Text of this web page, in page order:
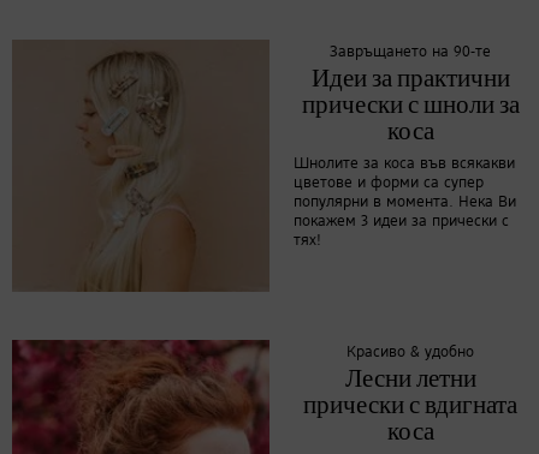
Завръщането на 90-те
Идеи за практични
прически с шноли за
коса
Шнолите за коса във всякакви
цветове и форми са супер
популярни в момента. Нека Ви
покажем 3 идеи за прически с
тях!
Красиво & удобно
Лесни летни
прически с вдигната
коса